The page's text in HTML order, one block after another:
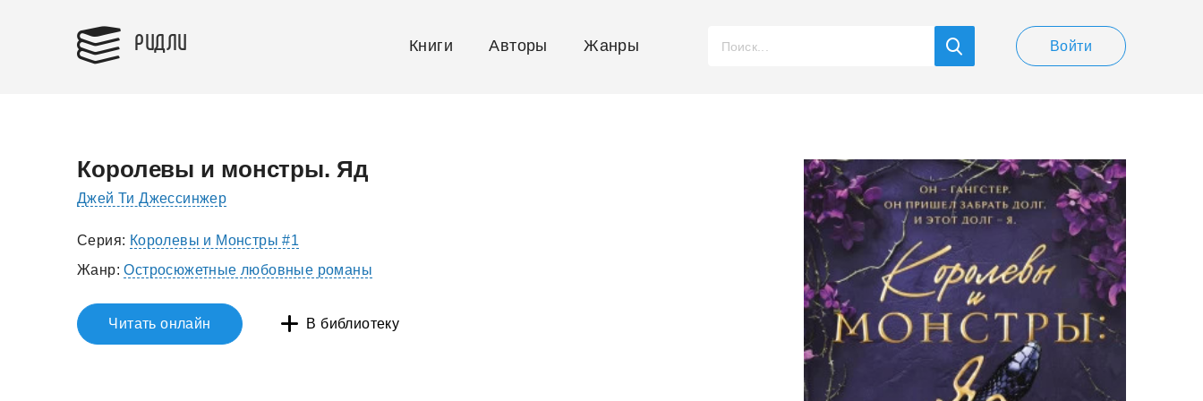
РИДЛИ Книги Авторы Жанры Войти
Королевы и монстры. Яд
Джей Ти Джессинжер
Серия: Королевы и Монстры #1
Жанр:Остросюжетные любовные романы
Читать онлайн В библиотеку